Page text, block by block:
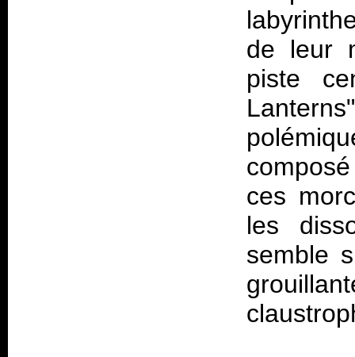
de leur
piste
ces
les
semble